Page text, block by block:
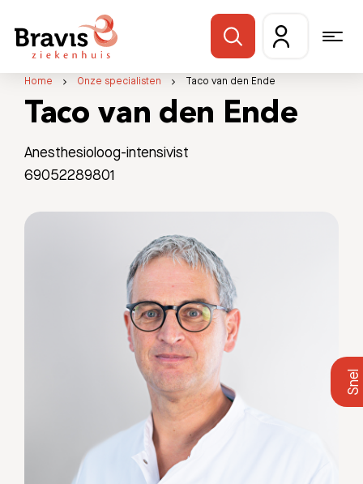
Home Onze specialisten Taco van den Ende
Taco van den Ende
Anesthesioloog-intensivist
69052289801